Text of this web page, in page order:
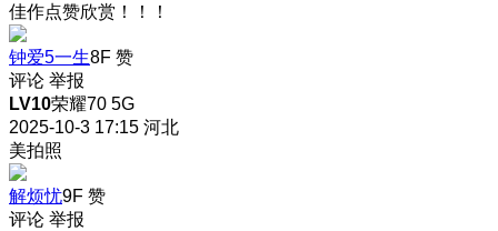
佳作点赞欣赏！！！
钟爱5一生8F 赞
评论 举报
LV10荣耀70 5G
2025-10-3 17:15 河北
美拍照
解烦忧9F 赞
评论 举报